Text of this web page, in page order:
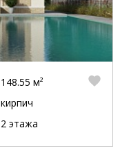
148.55 м²
кирпич
2 этажа